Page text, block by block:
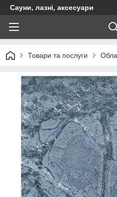
Сауни, лазні, аксесуари
Товари та послуги